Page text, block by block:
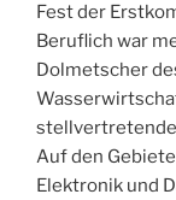
Fest der
Beruflich war
Dolmetscher
Auf den
Elektronik und